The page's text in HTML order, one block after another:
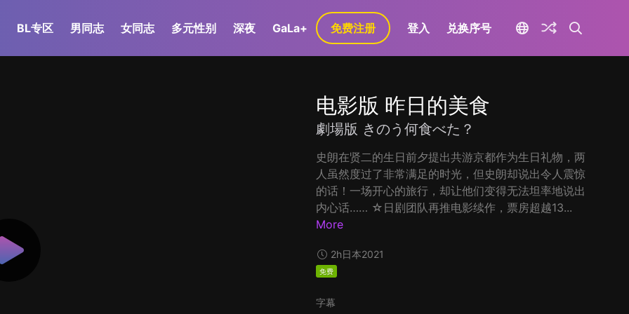
BL专区 男同志 女同志 多元性别 深夜 GaLa+ 免费注册 登入 兑换序号
电影版 昨日的美食
劇場版 きのう何食べた？
史朗在贤二的生日前夕提出共游京都作为生日礼物，两
人虽然度过了非常满足的时光，但史朗却说出令人震惊
的话！一场开心的旅行，却让他们变得无法坦率地说出
内心话…… ☆日剧团队再推电影续作，票房超越13...
More
2h日本2021
免费
字幕